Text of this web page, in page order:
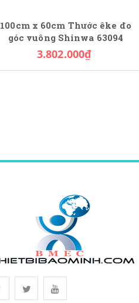
100cm x 60cm Thước êke đo
góc vuông Shinwa 63094
3.802.000₫